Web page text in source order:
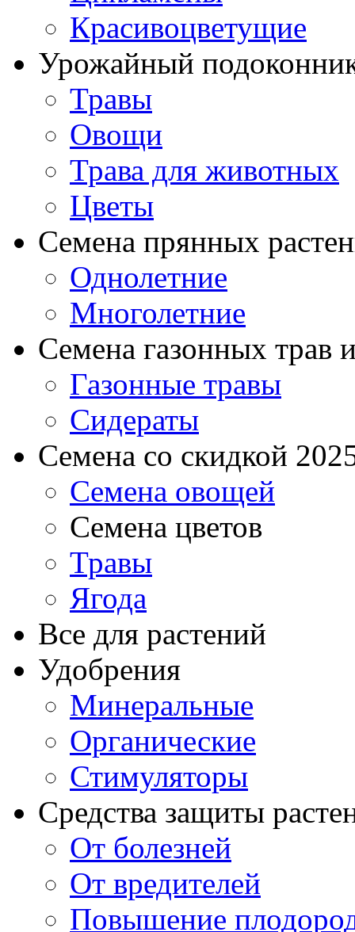
Красивоцветущие
Урожайный
Травы
Овощи
Трава для животных
Цветы
Семена прянных
Однолетние
Многолетние
Семена газонных трав
Газонные травы
Сидераты
Семена со скидкой
Семена овощей
Семена цветов
Травы
Ягода
Все для растений
Удобрения
Минеральные
Органические
Стимуляторы
Средства защиты
От болезней
От вредителей
Повышение